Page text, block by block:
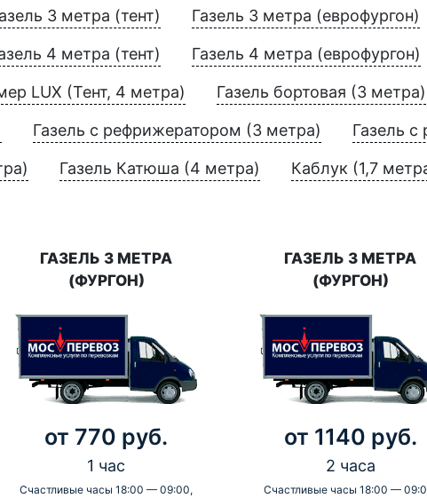
3 метра (тент) Газель 3 метра (еврофургон)
4 метра (тент) Газель 4 метра (еврофургон)
LUX (Тент, 4 метра) Газель бортовая (3 метра)
Газель с рефрижератором (3 метра) Газель
Газель Катюша (4 метра) Каблук (1,7
ГАЗЕЛЬ 3 МЕТРА
(ФУРГОН)
от 770 руб.
1 час
Счастливые часы 18:00 — 09:00,
ГАЗЕЛЬ 3 МЕТРА
(ФУРГОН)
от 1140 руб.
2 часа
Счастливые часы 18:00 —